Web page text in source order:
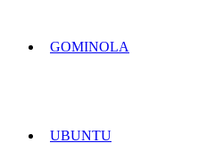
GOMINOLA
UBUNTU